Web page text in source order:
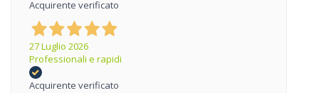
Acquirente verificato
27 Luglio 2026
Professionali e rapidi
Acquirente verificato